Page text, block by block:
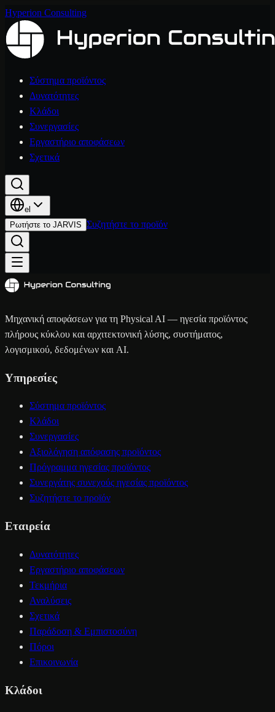
Hyperion Consulting
Σύστημα προϊόντος
Δυνατότητες
Κλάδοι
Συνεργασίες
Εργαστήριο αποφάσεων
Σχετικά
el
Ρωτήστε το JARVIS Συζητήστε το προϊόν
Μηχανική αποφάσεων για τη Physical AI — ηγεσία προϊόντος
πλήρους κύκλου και αρχιτεκτονική λύσης, συστήματος,
λογισμικού, δεδομένων και AI.
Υπηρεσίες
Σύστημα προϊόντος
Κλάδοι
Συνεργασίες
Αξιολόγηση απόφασης προϊόντος
Πρόγραμμα ηγεσίας προϊόντος
Συνεργάτης συνεχούς ηγεσίας προϊόντος
Συζητήστε το προϊόν
Εταιρεία
Δυνατότητες
Εργαστήριο αποφάσεων
Τεκμήρια
Αναλύσεις
Σχετικά
Παράδοση & Εμπιστοσύνη
Πόροι
Επικοινωνία
Κλάδοι